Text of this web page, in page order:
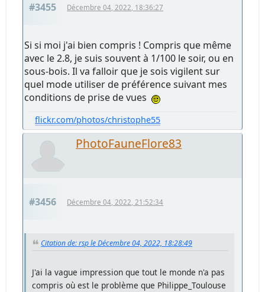
#3455 Décembre 04, 2022, 18:36:27
Si si moi j'ai bien compris ! Compris que même
avec le 2.8, je suis souvent à 1/100 le soir, ou en
sous-bois. Il va falloir que je sois vigilent sur
quel mode utiliser de préférence suivant mes
conditions de prise de vues
flickr.com/photos/christophe55
PhotoFauneFlore83
#3456 Décembre 04, 2022, 21:52:34
Citation de: rsp le Décembre 04, 2022, 18:28:49
J'ai la vague impression que tout le monde n'a pas
compris où est le problème que Philippe_Toulouse